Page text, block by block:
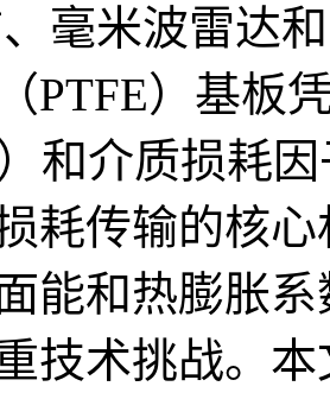
毫米波雷达
PTFE）基板
）和介质损耗
耗传输的核
能和热膨胀
技术挑战。